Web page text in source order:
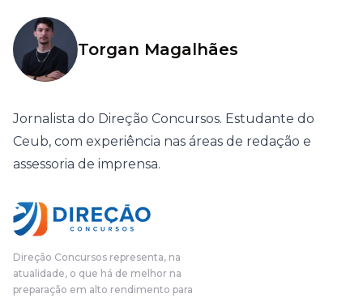
Torgan Magalhães
Jornalista do Direção Concursos. Estudante do
Ceub, com experiência nas áreas de redação e
assessoria de imprensa.
Direção Concursos representa, na
atualidade, o que há de melhor na
preparação em alto rendimento para